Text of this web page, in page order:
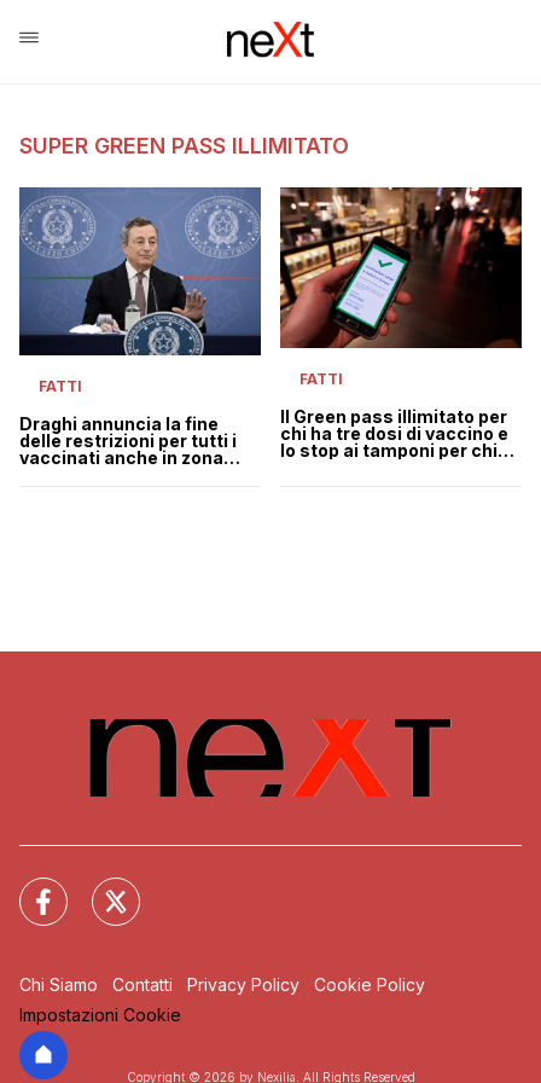
SUPER GREEN PASS ILLIMITATO
FATTI
Draghi annuncia la fine
delle restrizioni per tutti i
vaccinati anche in zona
FATTI
Il Green pass illimitato per
chi ha tre dosi di vaccino e
lo stop ai tamponi per chi
Chi Siamo Contatti Privacy Policy
Cookie Policy
Impostazioni Cookie
Copyright © 2026 by Nexilia. All Rights Reserved